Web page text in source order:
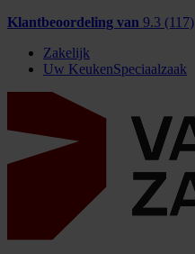
Klantbeoordeling van 9.3 (117)
Zakelijk
Uw KeukenSpeciaalzaak